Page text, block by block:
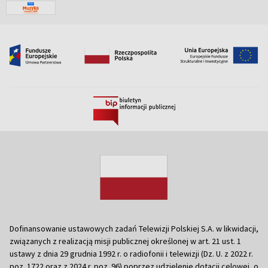
Dofinansowanie ustawowych zadań Telewizji Polskiej S.A. w likwidacji,
związanych z realizacją misji publicznej określonej w art. 21 ust. 1
ustawy z dnia 29 grudnia 1992 r. o radiofonii i telewizji (Dz. U. z 2022 r.